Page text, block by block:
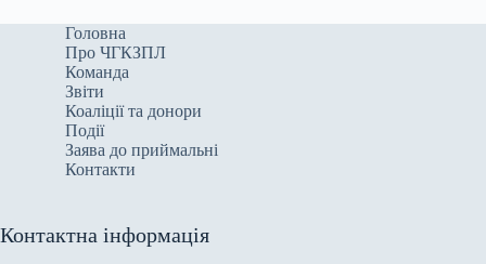
Головна
Про ЧГКЗПЛ
Команда
Звіти
Коаліції та донори
Події
Заява до приймальні
Контакти
Контактна інформація